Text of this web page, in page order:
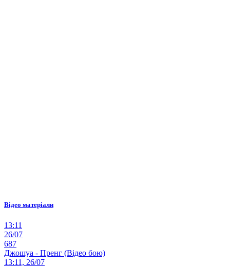
Відео матеріали
13:11
26/07
687
Джошуа - Пренг (Відео бою)
13:11, 26/07